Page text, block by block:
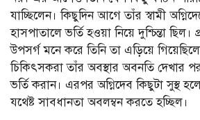
যাচ্ছিলেন। কিছুদিন আগে তাঁর স্বামী
হাসপাতালে ভর্তি হওয়া নিয়ে দুশ্চিন্তা ছিল।
উপসর্গ মনে করে তিনি তা এড়িয়ে
চিকিৎসকরা তাঁর অবস্থার অবনতি দেখার
ভর্তি করান। এরপর অগ্নিদেব কিছুটা সুস্থ
যথেষ্ট সাবধানতা অবলম্বন করতে হচ্ছিল।